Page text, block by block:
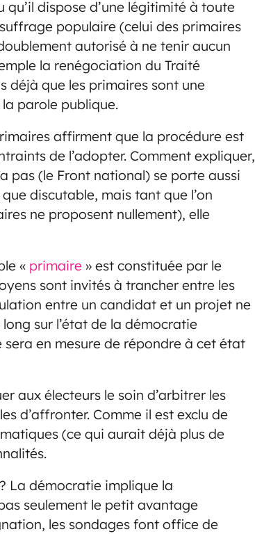
qu’il dispose d’une légitimité à toute
populaire (celui des primaires
autorisé à ne tenir aucun
la renégociation du Traité
déjà que les primaires sont une
parole publique.
affirment que la procédure est
de l’adopter. Comment expliquer,
pas (le Front national) se porte aussi
discutable, mais tant que l’on
ne proposent nullement), elle
« primaire » est constituée par le
sont invités à trancher entre les
entre un candidat et un projet ne
sur l’état de la démocratie
en mesure de répondre à cet état
aux électeurs le soin d’arbitrer les
d’affronter. Comme il est exclu de
(ce qui aurait déjà plus de
La démocratie implique la
seulement le petit avantage
les sondages font office de